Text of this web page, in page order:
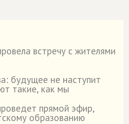
встречу с жителями
будущее не наступит
такие, как мы
прямой эфир,
образованию